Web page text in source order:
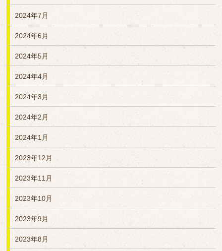
2024年7月
2024年6月
2024年5月
2024年4月
2024年3月
2024年2月
2024年1月
2023年12月
2023年11月
2023年10月
2023年9月
2023年8月